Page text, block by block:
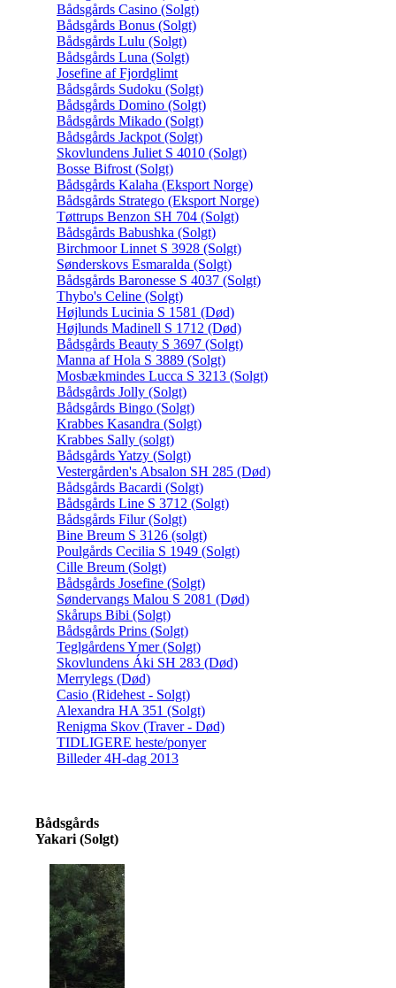
Bådsgårds Casino (Solgt)
Bådsgårds Bonus (Solgt)
Bådsgårds Lulu (Solgt)
Bådsgårds Luna (Solgt)
Josefine af Fjordglimt
Bådsgårds Sudoku (Solgt)
Bådsgårds Domino (Solgt)
Bådsgårds Mikado (Solgt)
Bådsgårds Jackpot (Solgt)
Skovlundens Juliet S 4010 (Solgt)
Bosse Bifrost (Solgt)
Bådsgårds Kalaha (Eksport Norge)
Bådsgårds Stratego (Eksport Norge)
Tøttrups Benzon SH 704 (Solgt)
Bådsgårds Babushka (Solgt)
Birchmoor Linnet S 3928 (Solgt)
Sønderskovs Esmaralda (Solgt)
Bådsgårds Baronesse S 4037 (Solgt)
Thybo's Celine (Solgt)
Højlunds Lucinia S 1581 (Død)
Højlunds Madinell S 1712 (Død)
Bådsgårds Beauty S 3697 (Solgt)
Manna af Hola S 3889 (Solgt)
Mosbækmindes Lucca S 3213 (Solgt)
Bådsgårds Jolly (Solgt)
Bådsgårds Bingo (Solgt)
Krabbes Kasandra (Solgt)
Krabbes Sally (solgt)
Bådsgårds Yatzy (Solgt)
Vestergården's Absalon SH 285 (Død)
Bådsgårds Bacardi (Solgt)
Bådsgårds Line S 3712 (Solgt)
Bådsgårds Filur (Solgt)
Bine Breum S 3126 (solgt)
Poulgårds Cecilia S 1949 (Solgt)
Cille Breum (Solgt)
Bådsgårds Josefine (Solgt)
Søndervangs Malou S 2081 (Død)
Skårups Bibi (Solgt)
Bådsgårds Prins (Solgt)
Teglgårdens Ymer (Solgt)
Skovlundens Áki SH 283 (Død)
Merrylegs (Død)
Casio (Ridehest - Solgt)
Alexandra HA 351 (Solgt)
Renigma Skov (Traver - Død)
TIDLIGERE heste/ponyer
Billeder 4H-dag 2013
Bådsgårds
Yakari (Solgt)